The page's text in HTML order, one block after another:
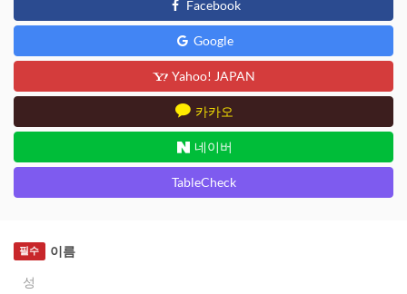
Facebook
Google
Yahoo! JAPAN
카카오
네이버
TableCheck
이름
필수